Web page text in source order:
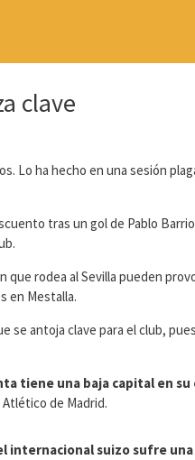
clave
Lo ha hecho en una sesión
tras un gol de Pablo
rodea al Sevilla pueden
en Mestalla.
antoja clave para el club,
tiene una baja capital en
de Madrid.
internacional suizo sufre